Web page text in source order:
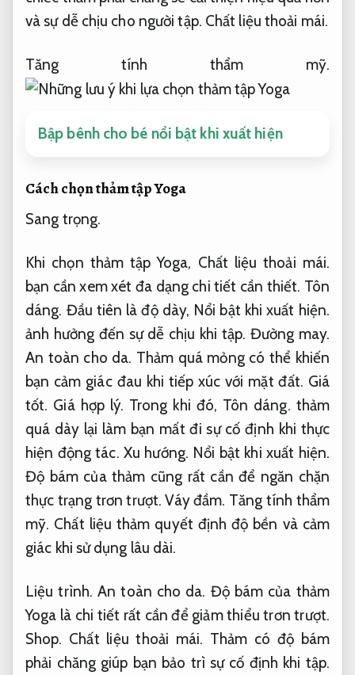
và sự dễ chịu cho người tập. Chất liệu thoải mái.
Tăng tính thẩm mỹ.
Bập bênh cho bé nổi bật khi xuất hiện
Cách chọn thảm tập Yoga
Sang trọng.
Khi chọn thảm tập Yoga, Chất liệu thoải mái.
bạn cần xem xét đa dạng chi tiết cần thiết. Tôn
dáng. Đầu tiên là độ dày, Nổi bật khi xuất hiện.
ảnh hưởng đến sự dễ chịu khi tập. Đường may.
An toàn cho da. Thảm quá mỏng có thể khiến
bạn cảm giác đau khi tiếp xúc với mặt đất. Giá
tốt. Giá hợp lý. Trong khi đó, Tôn dáng. thảm
quá dày lại làm bạn mất đi sự cố định khi thực
hiện động tác. Xu hướng. Nổi bật khi xuất hiện.
Độ bám của thảm cũng rất cần để ngăn chặn
thực trạng trơn trượt.Váy đầm. Tăng tính thẩm
mỹ. Chất liệu thảm quyết định độ bền và cảm
giác khi sử dụng lâu dài.
Liệu trình. An toàn cho da. Độ bám của thảm
Yoga là chi tiết rất cần để giảm thiểu trơn trượt.
Shop. Chất liệu thoải mái. Thảm có độ bám
phải chăng giúp bạn bảo trì sự cố định khi tập.